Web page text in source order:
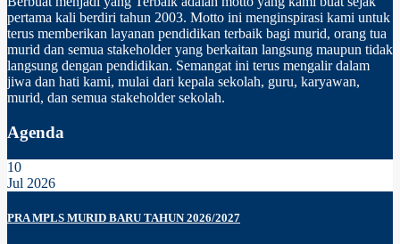
pertama kali berdiri tahun 2003. Motto ini menginspirasi kami untuk
terus memberikan layanan pendidikan terbaik bagi murid, orang tua
murid dan semua stakeholder yang berkaitan langsung maupun tidak
langsung dengan pendidikan. Semangat ini terus mengalir dalam
jiwa dan hati kami, mulai dari kepala sekolah, guru, karyawan,
murid, dan semua stakeholder sekolah.
Agenda
10
Jul 2026
PRA MPLS MURID BARU TAHUN 2026/2027